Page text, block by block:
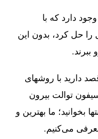
دارد که با
را حل کرد، بدون این
دارید با روشهای
توالت بیرون
بخوانید؛ ما بهترین و
می‌کنیم.